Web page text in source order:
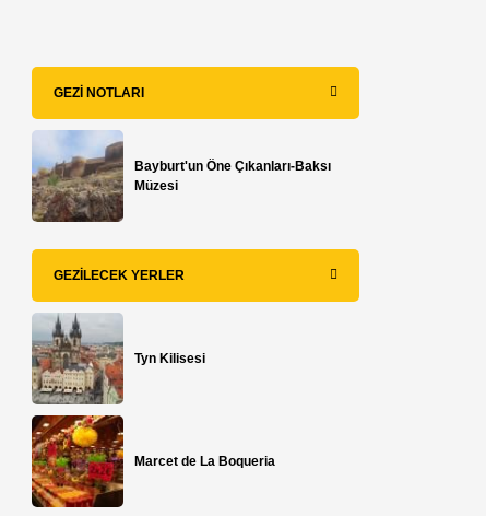
GEZI NOTLARI
Bayburt'un Öne Çıkanları-Baksı
Müzesi
GEZILECEK YERLER
Tyn Kilisesi
Marcet de La Boqueria